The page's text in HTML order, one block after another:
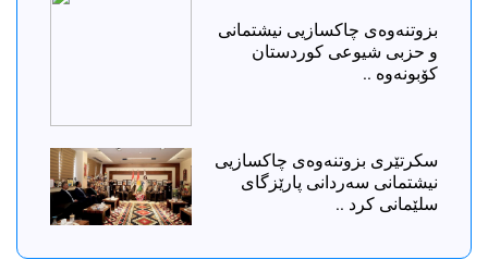
بزوتنەوەی چاکسازیی نیشتمانی
و حزبی شیوعی کوردستان
کۆبونەوە ..
سکرتێری بزوتنەوەی چاکسازیی
نیشتمانی سەردانی پارێزگای
سلێمانی کرد ..